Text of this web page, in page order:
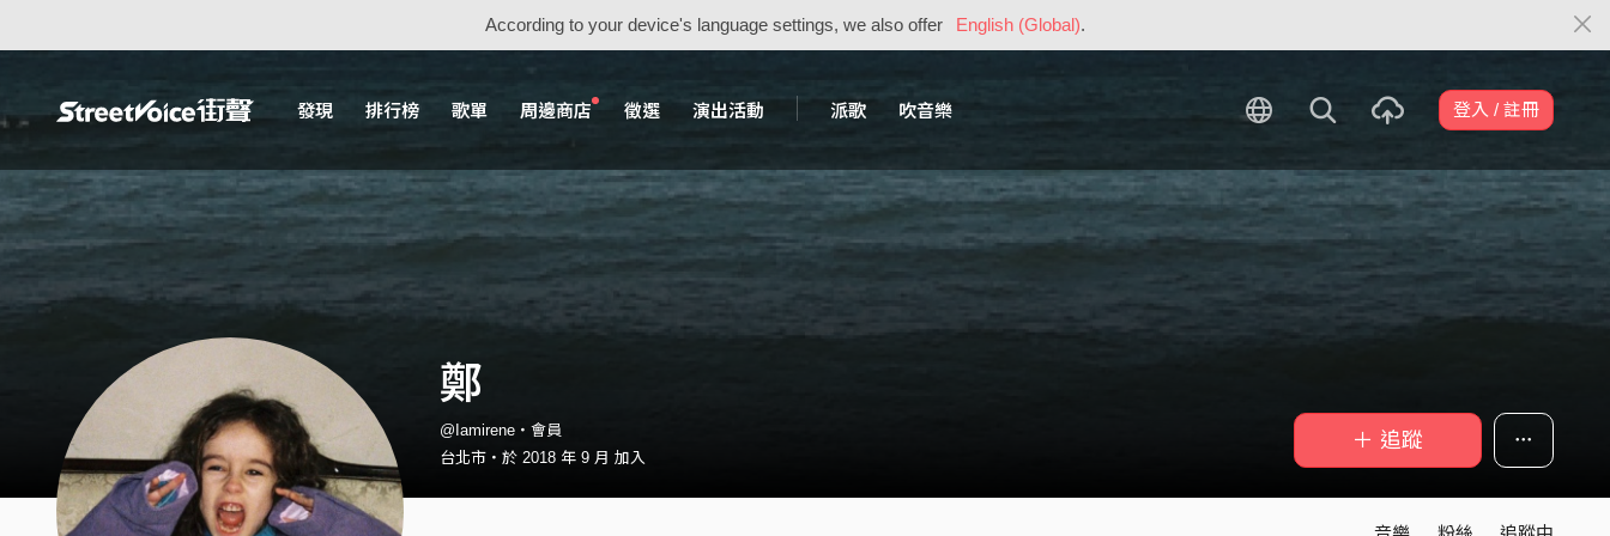
According to your device's language settings, we also offer English (Global).
發現 排行榜 歌單 周邊商店 徵選 演出活動 派歌 吹音樂 登入 / 註冊
鄭
@Iamirene・會員
台北市・於 2018 年 9 月 加入
＋ 追蹤